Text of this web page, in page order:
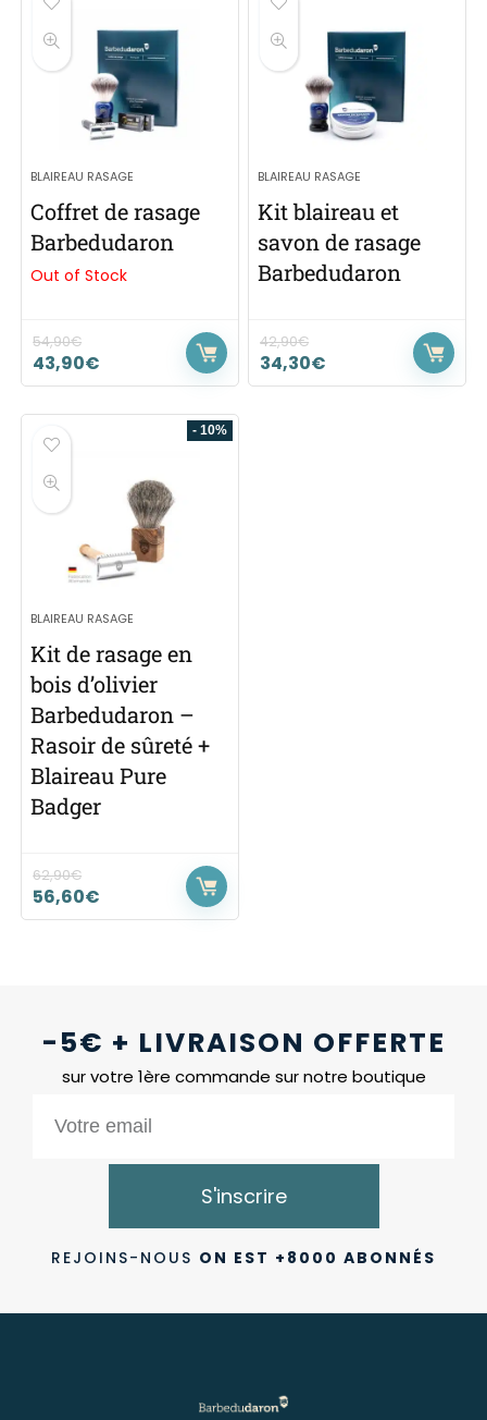
BLAIREAU RASAGE
Coffret de rasage
Barbedudaron
Out of Stock
54,90€
43,90€
BLAIREAU RASAGE
Kit blaireau et
savon de rasage
Barbedudaron
42,90€
34,30€
- 10%
BLAIREAU RASAGE
Kit de rasage en
bois d’olivier
Barbedudaron –
Rasoir de sûreté +
Blaireau Pure
Badger
62,90€
56,60€
-5€ + LIVRAISON OFFERTE
sur votre 1ère commande sur notre boutique
S'inscrire
REJOINS-NOUS ON EST +8000 ABONNÉS